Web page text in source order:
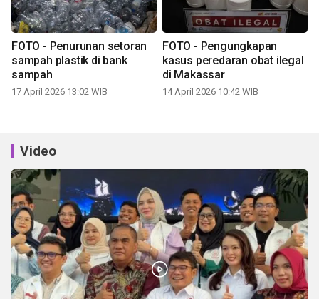
FOTO - Penurunan setoran
sampah plastik di bank
sampah
17 April 2026 13:02 WIB
FOTO - Pengungkapan
kasus peredaran obat ilegal
di Makassar
14 April 2026 10:42 WIB
Video